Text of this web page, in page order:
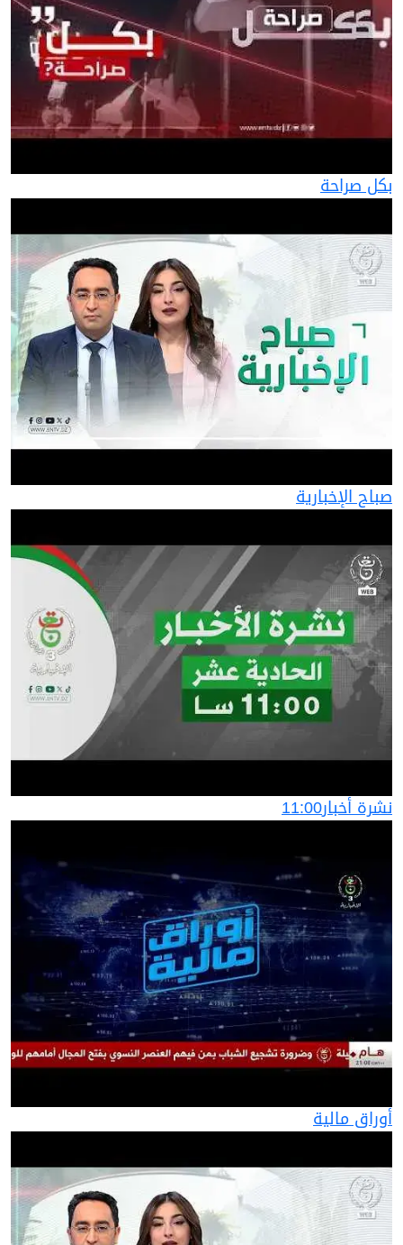
بكل صراحة
صباح الإخبارية
نشرة أخبار11:00
أوراق مالية